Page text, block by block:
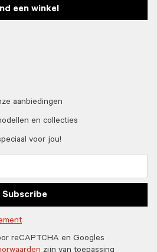
een winkel
aanbiedingen
en collecties
voor jou!
Subscribe
reCAPTCHA en Googles